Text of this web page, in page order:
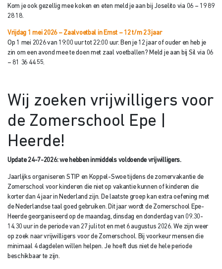
Kom je ook gezellig mee koken en eten meld je aan bij Joselito via 06 – 19 89
28 18.
Vrijdag 1 mei 2026 – Zaalvoetbal in Emst – 12 t/m 23 jaar
Op 1 mei 2026 van 19:00 uur tot 22:00 uur. Ben je 12 jaar of ouder en heb je
zin om een avond mee te doen met zaal voetballen? Meld je aan bij Sil via 06
– 81 36 44 55.
Wij zoeken vrijwilligers voor
de Zomerschool Epe |
Heerde!
Update 24-7-2026: we hebben inmiddels voldoende vrijwilligers.
Jaarlijks organiseren STIP en Koppel-Swoe tijdens de zomervakantie de
Zomerschool voor kinderen die niet op vakantie kunnen of kinderen die
korter dan 4 jaar in Nederland zijn. De laatste groep kan extra oefening met
de Nederlandse taal goed gebruiken. Dit jaar wordt de Zomerschool Epe-
Heerde georganiseerd op de maandag, dinsdag en donderdag van 09.30-
14.30 uur in de periode van 27 juli tot en met 6 augustus 2026. We zijn weer
op zoek naar vrijwilligers voor de Zomerschool. Bij voorkeur mensen die
minimaal 4 dagdelen willen helpen. Je hoeft dus niet de hele periode
beschikbaar te zijn.